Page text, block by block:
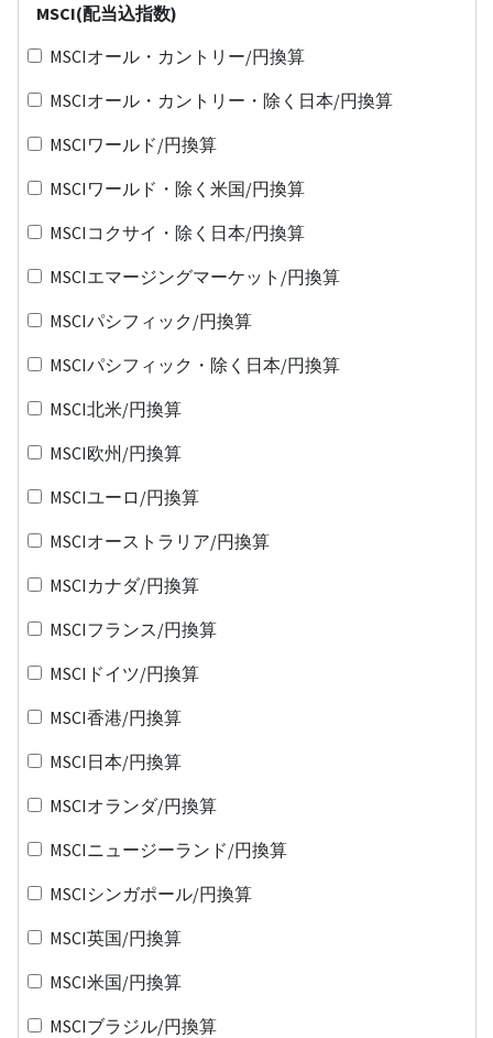
MSCI(配当込指数)
MSCIオール・カントリー/円換算
MSCIオール・カントリー・除く日本/円換算
MSCIワールド/円換算
MSCIワールド・除く米国/円換算
MSCIコクサイ・除く日本/円換算
MSCIエマージングマーケット/円換算
MSCIパシフィック/円換算
MSCIパシフィック・除く日本/円換算
MSCI北米/円換算
MSCI欧州/円換算
MSCIユーロ/円換算
MSCIオーストラリア/円換算
MSCIカナダ/円換算
MSCIフランス/円換算
MSCIドイツ/円換算
MSCI香港/円換算
MSCI日本/円換算
MSCIオランダ/円換算
MSCIニュージーランド/円換算
MSCIシンガポール/円換算
MSCI英国/円換算
MSCI米国/円換算
MSCIブラジル/円換算